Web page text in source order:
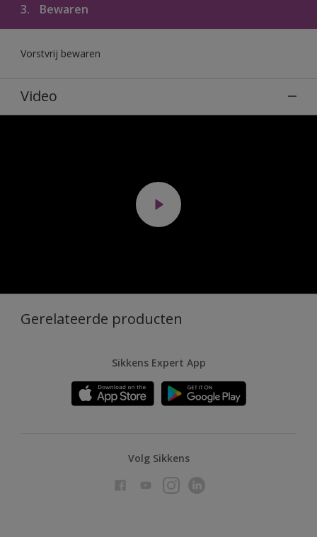
3. Bewaren
Vorstvrij bewaren
Video
Gerelateerde producten
Sikkens Expert App
Volg Sikkens